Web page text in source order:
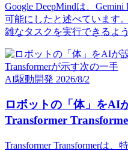
Google DeepMindは、
可能にしたと述べています
雑なタスクを実行できるよ
AI駆動開発 2026/8/2
ロボットの「体」を
Transformer
Transformer Transformerは